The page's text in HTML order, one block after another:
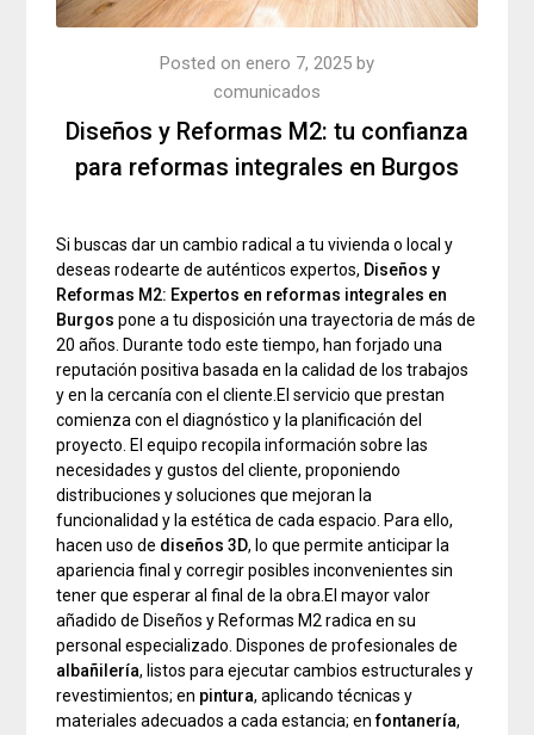
Diseños y Reformas M2: tu confianza
para reformas integrales en Burgos
Posted on enero 7, 2025 by
comunicados
Si buscas dar un cambio radical a tu vivienda o local y
deseas rodearte de auténticos expertos, Diseños y
Reformas M2: Expertos en reformas integrales en
Burgos pone a tu disposición una trayectoria de más de
20 años. Durante todo este tiempo, han forjado una
reputación positiva basada en la calidad de los trabajos
y en la cercanía con el cliente.El servicio que prestan
comienza con el diagnóstico y la planificación del
proyecto. El equipo recopila información sobre las
necesidades y gustos del cliente, proponiendo
distribuciones y soluciones que mejoran la
funcionalidad y la estética de cada espacio. Para ello,
hacen uso de diseños 3D, lo que permite anticipar la
apariencia final y corregir posibles inconvenientes sin
tener que esperar al final de la obra.El mayor valor
añadido de Diseños y Reformas M2 radica en su
personal especializado. Dispones de profesionales de
albañilería, listos para ejecutar cambios estructurales y
revestimientos; en pintura, aplicando técnicas y
materiales adecuados a cada estancia; enfontanería,